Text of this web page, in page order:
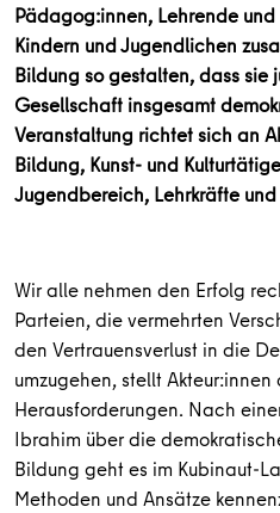
Pädagog:innen, Lehrende
Kindern und Jugendlichen
Bildung so gestalten, dass sie
Gesellschaft insgesamt
Veranstaltung richtet sich an
Bildung, Kunst- und
Jugendbereich, Lehrkräfte
Wir alle nehmen den Erfolg
Parteien, die vermehrten
den Vertrauensverlust in die
umzugehen, stellt
Herausforderungen. Nach
Ibrahim über die
Bildung geht es im Kubinaut-
Methoden und Ansätze